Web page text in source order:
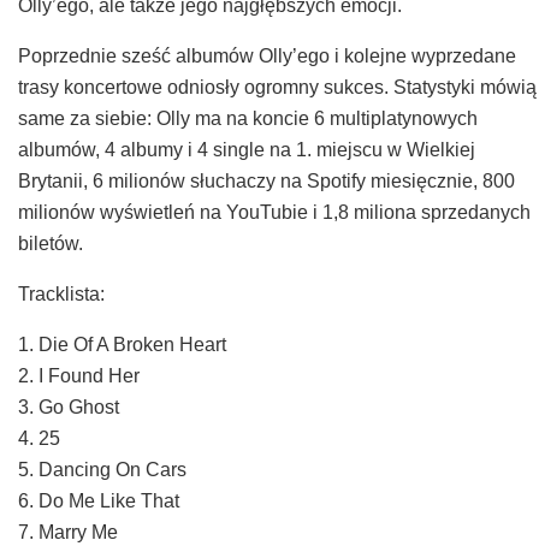
Olly’ego, ale także jego najgłębszych emocji.
Poprzednie sześć albumów Olly’ego i kolejne wyprzedane
trasy koncertowe odniosły ogromny sukces. Statystyki mówią
same za siebie: Olly ma na koncie 6 multiplatynowych
albumów, 4 albumy i 4 single na 1. miejscu w Wielkiej
Brytanii, 6 milionów słuchaczy na Spotify miesięcznie, 800
milionów wyświetleń na YouTubie i 1,8 miliona sprzedanych
biletów.
Tracklista:
1. Die Of A Broken Heart
2. I Found Her
3. Go Ghost
4. 25
5. Dancing On Cars
6. Do Me Like That
7. Marry Me